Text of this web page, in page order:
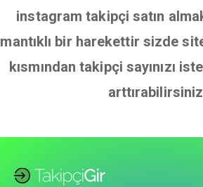
instagram takipçi satın
mantıklı bir harekettir sizde
kısmından takipçi sayınızı